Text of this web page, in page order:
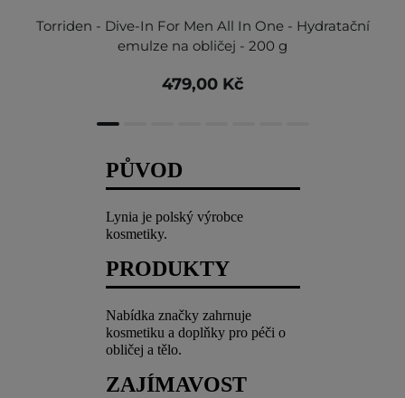
Torriden - Dive-In For Men All In One - Hydratační
emulze na obličej - 200 g
479,00 Kč
PŮVOD
Lynia je polský výrobce
kosmetiky.
PRODUKTY
Nabídka značky zahrnuje
kosmetiku a doplňky pro péči o
obličej a tělo.
ZAJÍMAVOST